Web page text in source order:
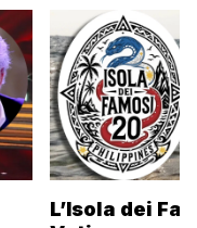
L’Isola dei